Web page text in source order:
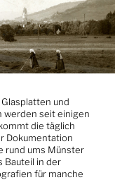
und
werden seit einigen
die täglich
Dokumentation
rund ums Münster
Bauteil in der
für manche